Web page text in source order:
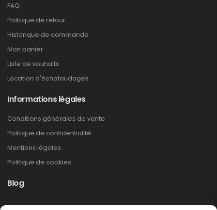
FAQ
Politique de retour
Historique de commande
Mon panier
Liste de souhaits
Location d'échafaudages
Informations légales
Conditions générales de vente
Politique de confidentialité
Mentions légales
Politique de cookies
Blog